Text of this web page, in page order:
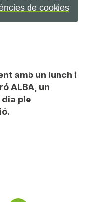
de cookies
amb un lunch i
ALBA, un
ple